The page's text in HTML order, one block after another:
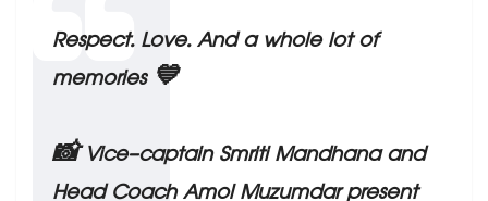
Respect. Love. And a whole lot of
memories 💙
📸 Vice-captain Smriti Mandhana and